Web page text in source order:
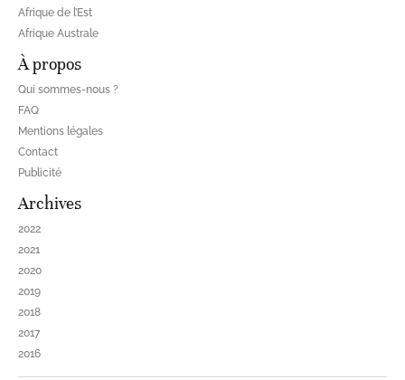
Afrique de l’Est
Afrique Australe
À propos
Qui sommes-nous ?
FAQ
Mentions légales
Contact
Publicité
Archives
2022
2021
2020
2019
2018
2017
2016